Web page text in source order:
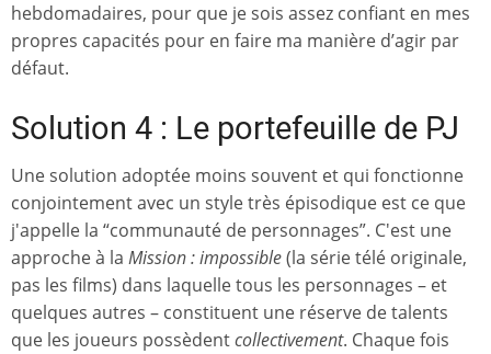
hebdomadaires, pour que je sois assez confiant en mes
propres capacités pour en faire ma manière d’agir par
défaut.
Solution 4 : Le portefeuille de PJ
Une solution adoptée moins souvent et qui fonctionne
conjointement avec un style très épisodique est ce que
j'appelle la “communauté de personnages”. C'est une
approche à la Mission : impossible(la série télé originale,
pas les films) dans laquelle tous les personnages – et
quelques autres – constituent une réserve de talents
que les joueurs possèdentcollectivement. Chaque fois